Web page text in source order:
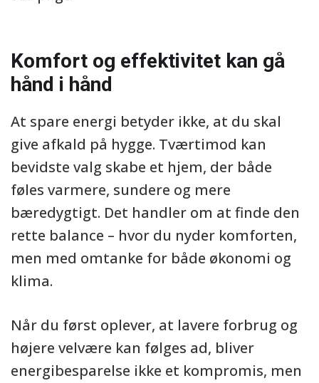
Komfort og effektivitet kan gå
hånd i hånd
At spare energi betyder ikke, at du skal
give afkald på hygge. Tværtimod kan
bevidste valg skabe et hjem, der både
føles varmere, sundere og mere
bæredygtigt. Det handler om at finde den
rette balance – hvor du nyder komforten,
men med omtanke for både økonomi og
klima.
Når du først oplever, at lavere forbrug og
højere velvære kan følges ad, bliver
energibesparelse ikke et kompromis, men